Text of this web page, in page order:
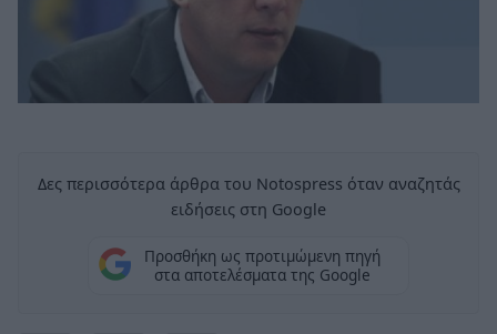
Δες περισσότερα άρθρα του Notospress όταν αναζητάς
ειδήσεις στη Google
Προσθήκη ως προτιμώμενη πηγή
στα αποτελέσματα της Google